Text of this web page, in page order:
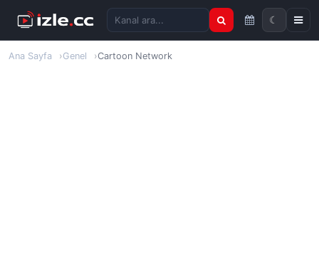
Kanal ara
☾
Ana Sayfa Genel Cartoon Network